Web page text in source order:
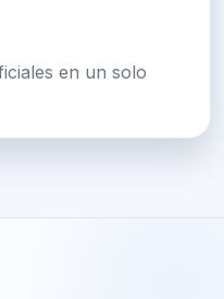
en un solo